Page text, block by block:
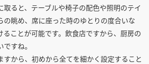
取ると、テーブルや椅子の配色や照明のテイ
の眺め、席に座った時のゆとりの度合いな
ることが可能です。飲食店ですから、厨房の
すね。
すから、初めから全てを細かく設定すること